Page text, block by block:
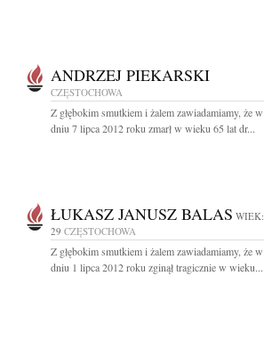
ANDRZEJ PIEKARSKI
CZĘSTOCHOWA
Z głębokim smutkiem i żalem zawiadamiamy, że w
dniu 7 lipca 2012 roku zmarł w wieku 65 lat dr...
ŁUKASZ JANUSZ BALAS WIEK:
29 CZĘSTOCHOWA
Z głębokim smutkiem i żalem zawiadamiamy, że w
dniu 1 lipca 2012 roku zginął tragicznie w wieku...